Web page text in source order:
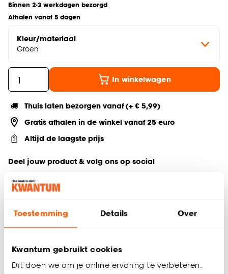
Toestemming Details Over
Kwantum gebruikt cookies
Dit doen we om je online ervaring te verbeteren.
Binnen 2-3 werkdagen bezorgd
Afhalen vanaf 5 dagen
Kleur/materiaal
Groen
In winkelwagen
Thuis laten bezorgen vanaf (+ € 5,99)
Gratis afhalen in de winkel vanaf 25 euro
Altijd de laagste prijs
Deel jouw product & volg ons op social
Productomschrijving
Serie: Mystic
Aardewerk servies (stoneware)
Zonder oor